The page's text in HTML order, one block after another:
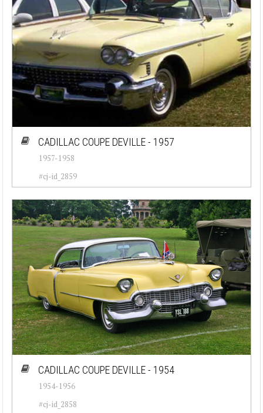
CADILLAC COUPE DEVILLE - 1957
1957-1958
#cj-id_2859
CADILLAC COUPE DEVILLE - 1954
1954-1956
#cj-id_2858